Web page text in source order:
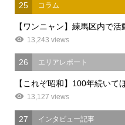
25 コラム
【ワンニャン】練馬区内で
13,243 views
26 エリアレポート
【これぞ昭和】100年続いて
13,127 views
27 インタビュー記事